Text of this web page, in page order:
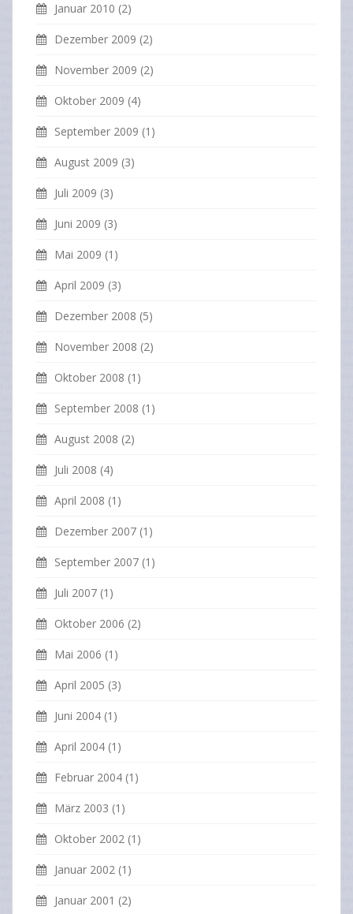
Januar 2010 (2)
Dezember 2009 (2)
November 2009 (2)
Oktober 2009 (4)
September 2009 (1)
August 2009 (3)
Juli 2009 (3)
Juni 2009 (3)
Mai 2009 (1)
April 2009 (3)
Dezember 2008 (5)
November 2008 (2)
Oktober 2008 (1)
September 2008 (1)
August 2008 (2)
Juli 2008 (4)
April 2008 (1)
Dezember 2007 (1)
September 2007 (1)
Juli 2007 (1)
Oktober 2006 (2)
Mai 2006 (1)
April 2005 (3)
Juni 2004 (1)
April 2004 (1)
Februar 2004 (1)
März 2003 (1)
Oktober 2002 (1)
Januar 2002 (1)
Januar 2001 (2)